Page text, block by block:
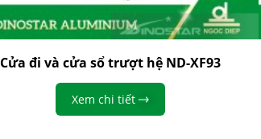
Cửa đi và cửa sổ trượt hệ ND-XF93
Xem chi tiết